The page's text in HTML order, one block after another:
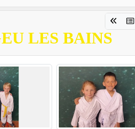
LES BAINS